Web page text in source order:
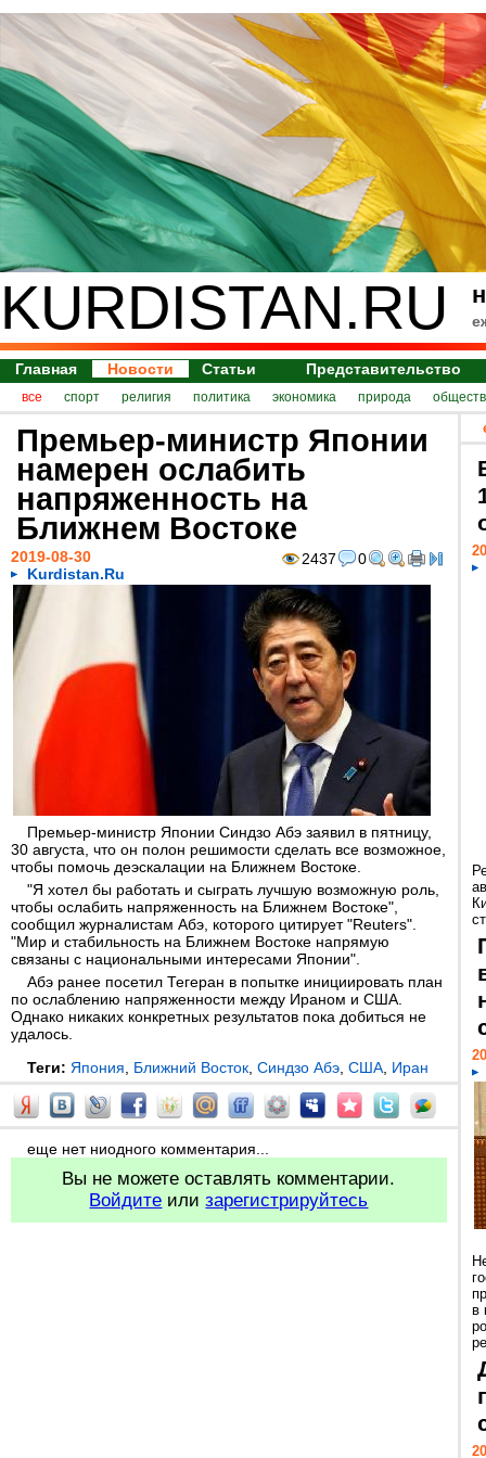
KURDISTAN.RU
Главная Новости Статьи Представительство
все спорт религия политика экономика природа
Премьер-министр Японии
намерен ослабить
напряженность на
Ближнем Востоке
2437 0
2019-08-30
Kurdistan.Ru
Премьер-министр Японии Синдзо Абэ заявил в пятницу,
30 августа, что он полон решимости сделать все возможное,
чтобы помочь деэскалации на Ближнем Востоке.
"Я хотел бы работать и сыграть лучшую возможную роль,
чтобы ослабить напряженность на Ближнем Востоке",
сообщил журналистам Абэ, которого цитирует "Reuters".
"Мир и стабильность на Ближнем Востоке напрямую
связаны с национальными интересами Японии".
Абэ ранее посетил Тегеран в попытке инициировать план
по ослаблению напряженности между Ираном и США.
Однако никаких конкретных результатов пока добиться не
удалось.
Теги: Япония Ближний Восток Синдзо Абэ США Иран
еще нет ниодного комментария...
Вы не можете оставлять комментарии.
Войдите илизарегистрируйтесь
в